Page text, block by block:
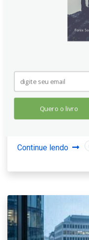
Euro:
Isabel Schnabel, do
em junho devido à
causada pelo
análise da BNY
cenários adversos
Continue lendo
Quero o livro